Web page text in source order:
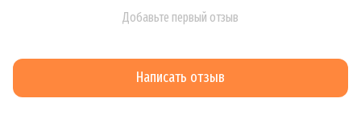
Добавьте первый отзыв
Написать отзыв